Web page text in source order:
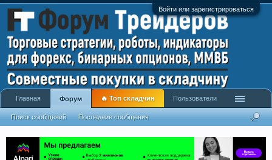
Войти или зарегистрироваться
Главная Форум
Поиск сообщений Последние сообщения
🔥 Топ складчин Пользователи